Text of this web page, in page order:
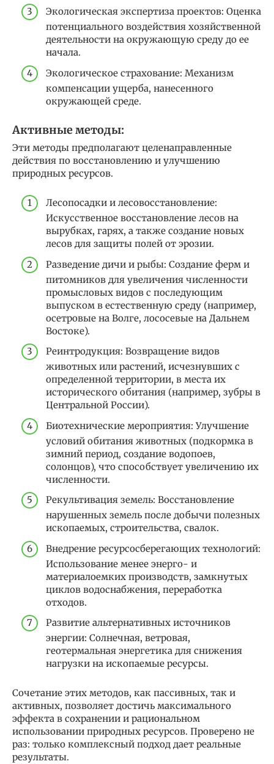
Экологическая экспертиза проектов: Оценка
потенциального воздействия хозяйственной
деятельности на окружающую среду до ее
начала.
Экологическое страхование: Механизм
компенсации ущерба, нанесенного
окружающей среде.
Активные методы:
Эти методы предполагают целенаправленные
действия по восстановлению и улучшению
природных ресурсов.
Лесопосадки и лесовосстановление:
Искусственное восстановление лесов на
вырубках, гарях, а также создание новых
лесов для защиты полей от эрозии.
Разведение дичи и рыбы: Создание ферм и
питомников для увеличения численности
промысловых видов с последующим
выпуском в естественную среду (например,
осетровые на Волге, лососевые на Дальнем
Востоке).
Реинтродукция: Возвращение видов
животных или растений, исчезнувших с
определенной территории, в места их
исторического обитания (например, зубры в
Центральной России).
Биотехнические мероприятия: Улучшение
условий обитания животных (подкормка в
зимний период, создание водопоев,
солонцов), что способствует увеличению их
численности.
Рекультивация земель: Восстановление
нарушенных земель после добычи полезных
ископаемых, строительства, свалок.
Внедрение ресурсосберегающих технологий:
Использование менее энерго- и
материалоемких производств, замкнутых
циклов водоснабжения, переработка
отходов.
Развитие альтернативных источников
энергии: Солнечная, ветровая,
геотермальная энергетика для снижения
нагрузки на ископаемые ресурсы.
Сочетание этих методов, как пассивных, так и
активных, позволяет достичь максимального
эффекта в сохранении и рациональном
использовании природных ресурсов. Проверено не
раз: только комплексный подход дает реальные
результаты.